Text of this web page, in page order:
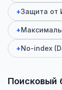
+Защита от
+
+No-index
Поисковый